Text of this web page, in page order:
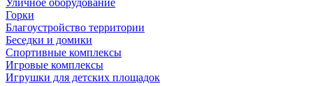
Уличное оборудование
Горки
Благоустройство территории
Беседки и домики
Спортивные комплексы
Игровые комплексы
Игрушки для детских площадок